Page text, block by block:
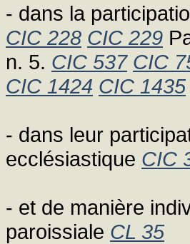
- dans la
CIC 228 CIC 229
n. 5. CIC 537 CIC
CIC 1424 CIC 1435
- dans leur
ecclésiastique CIC
- et de manière
paroissiale CL 35